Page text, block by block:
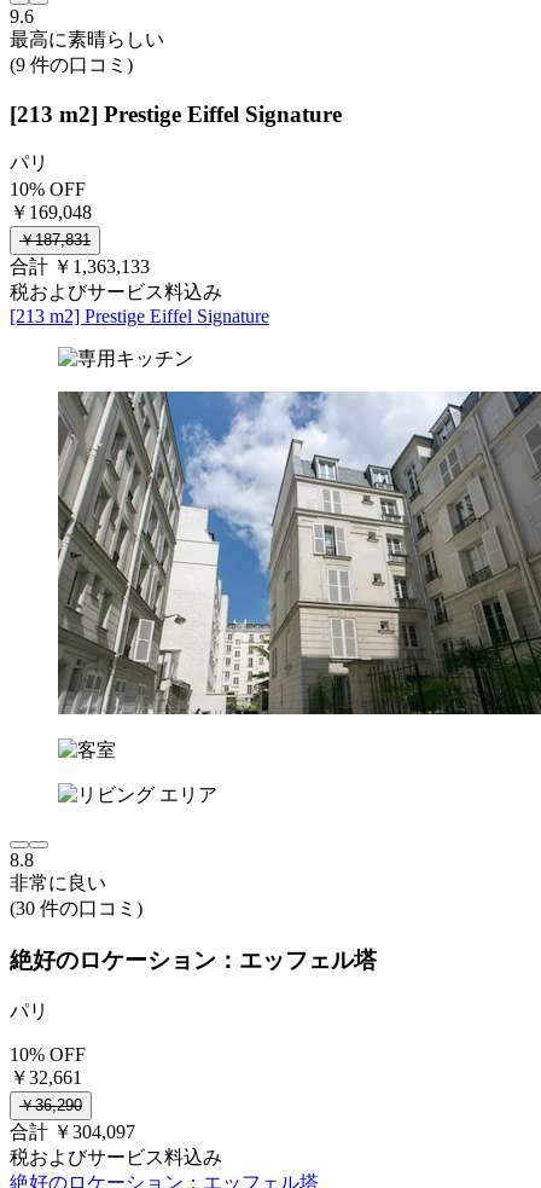
9.6
最高に素晴らしい
(9 件の口コミ)
[213 m2] Prestige Eiffel Signature
パリ
10% OFF
￥169,048
￥187,831
合計 ￥1,363,133
税およびサービス料込み
[213 m2] Prestige Eiffel Signature
8.8
非常に良い
(30 件の口コミ)
絶好のロケーション：エッフェル塔
パリ
10% OFF
￥32,661
￥36,290
合計 ￥304,097
税およびサービス料込み
絶好のロケーション：エッフェル塔